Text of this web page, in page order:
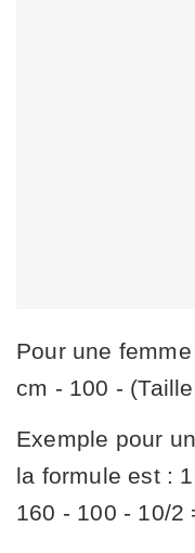
Pour une
cm - 100 -
Exemple pour
la formule est :
160 - 100 - 10/2